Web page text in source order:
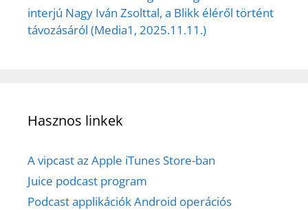
interjú Nagy Iván Zsolttal, a Blikk éléről történt
távozásáról (Media1, 2025.11.11.)
Hasznos linkek
A vipcast az Apple iTunes Store-ban
Juice podcast program
Podcast applikációk Android operációs